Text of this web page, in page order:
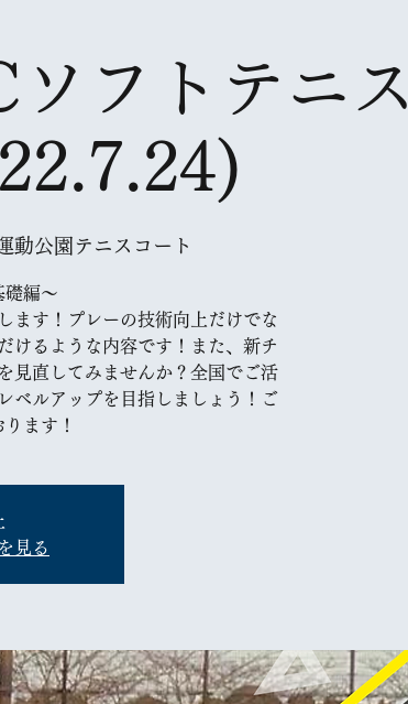
について
について
フトテニス
動公園テニスコート
礎編〜
ます！プレーの技術向上だけでな
けるような内容です！また、新チ
見直してみませんか？全国でご活
ベルアップを目指しましょう！ご
見る